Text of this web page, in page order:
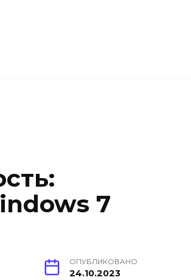
7
ОПУБЛИКОВАНО
24.10.2023